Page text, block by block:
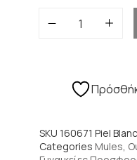
SKU 160671 Piel
Categories Mules,